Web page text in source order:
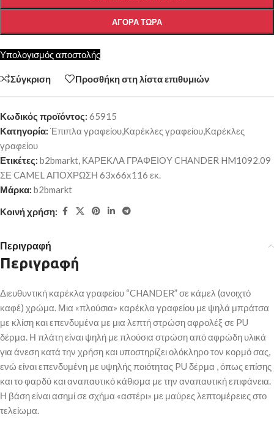
ΑΓΟΡΆ ΤΏΡΑ
Υπολογισμός αποστολής
Σύγκριση Προσθήκη στη λίστα επιθυμιών
Κωδικός προϊόντος: 65915
Κατηγορία: Έπιπλα γραφείου,Καρέκλες γραφείου,Καρέκλες
γραφείου
Ετικέτες: b2bmarkt, ΚΑΡΕΚΛΑ ΓΡΑΦΕΙΟΥ CHANDER HM1092.09
ΣΕ CAMEL ΑΠΟΧΡΩΣΗ 63x66x116 εκ.
Μάρκα: b2bmarkt
Κοινή χρήση:
Περιγραφή
Περιγραφή
Διευθυντική καρέκλα γραφείου “CHANDER” σε κάμελ (ανοιχτό
καφέ) χρώμα. Μια «πλούσια» καρέκλα γραφείου με ψηλά μπράτσα
με κλίση και επενδυμένα με μια λεπτή στρώση αφρολέξ σε PU
δέρμα. Η πλάτη είναι ψηλή με πλούσια στρώση από αφρώδη υλικά
για άνεση κατά την χρήση και υποστηρίζει ολόκληρο τον κορμό σας,
ενώ είναι επενδυμένη με υψηλής ποιότητας PU δέρμα , όπως επίσης
και το φαρδύ και αναπαυτικό κάθισμα με την αναπαυτική επιφάνεια.
Η βάση είναι ασημί σε σχήμα «αστέρι» με μαύρες λεπτομέρειες στο
τελείωμα.